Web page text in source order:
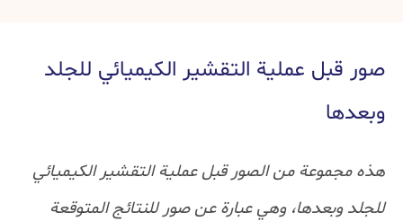
صور قبل عملية التقشير الكيميائي للجلد
وبعدها
هذه مجموعة من الصور قبل عملية التقشير الكيميائي
للجلد وبعدها، وهي عبارة عن صور للنتائج المتوقعة